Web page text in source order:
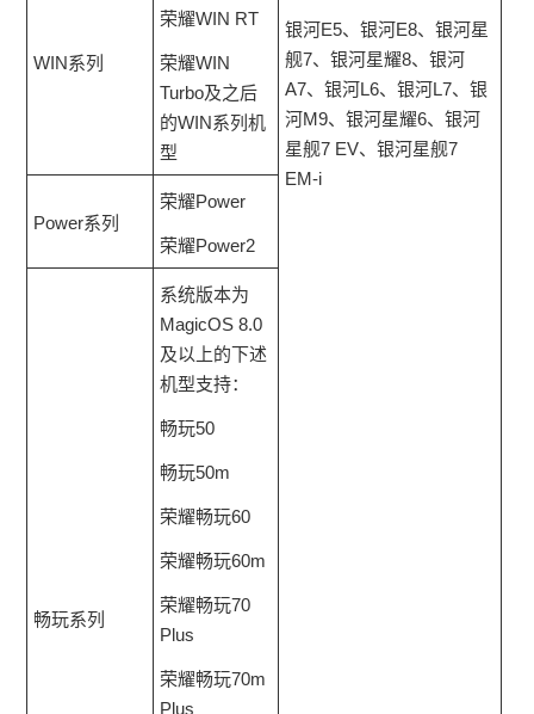
银河E5、银河E8、银河星
舰7、银河星耀8、银河
A7、银河L6、银河L7、银
河M9、银河星耀6、银河
星舰7 EV、银河星舰7
EM-i
WIN系列
荣耀WIN RT
荣耀WIN
Turbo及之后
的WIN系列机
型
Power系列
荣耀Power
荣耀Power2
畅玩系列
系统版本为
MagicOS 8.0
及以上的下述
机型支持：
畅玩50
畅玩50m
荣耀畅玩60
荣耀畅玩60m
荣耀畅玩70
Plus
荣耀畅玩70m
Plus